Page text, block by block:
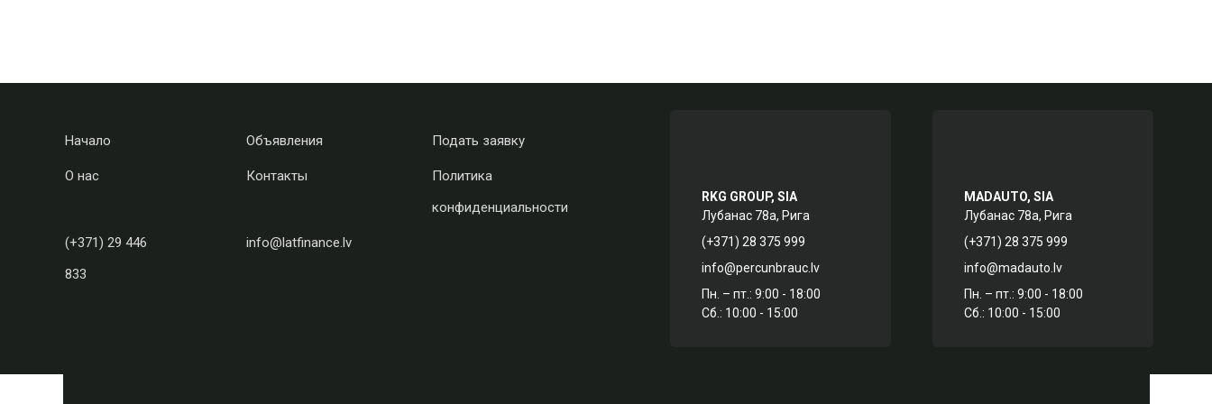
Начало Объявления Подать заявку
О нас Контакты
Политика
конфиденциальности
(+371) 29 446
833
info@latfinance.lv
RKG GROUP, SIA
Лубанас 78а, Рига
(+371) 28 375 999
info@percunbrauc.lv
Пн. – пт.: 9:00 - 18:00
Сб.: 10:00 - 15:00
MADAUTO, SIA
Лубанас 78а, Рига
(+371) 28 375 999
info@madauto.lv
Пн. – пт.: 9:00 - 18:00
Сб.: 10:00 - 15:00